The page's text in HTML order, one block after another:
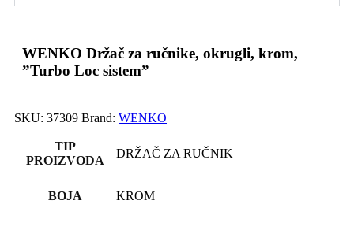
WENKO Držač za ručnike, okrugli, krom,
”Turbo Loc sistem”
SKU: 37309 Brand: WENKO
TIP
PROIZVODA
DRŽAČ ZA RUČNIK
BOJA KROM